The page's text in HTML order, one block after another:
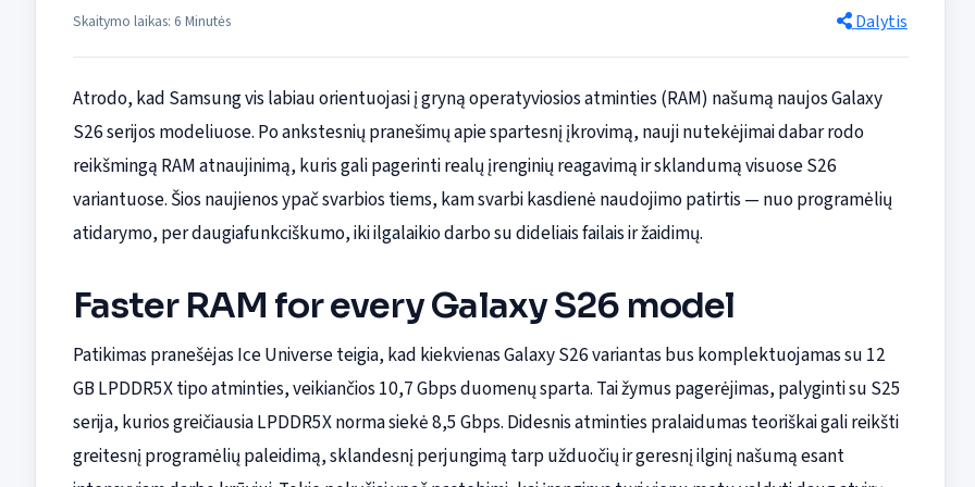
Skaitymo laikas: 6 Minutės Dalytis
Atrodo, kad Samsung vis labiau orientuojasi į gryną operatyviosios atminties (RAM) našumą naujos Galaxy
S26 serijos modeliuose. Po ankstesnių pranešimų apie spartesnį įkrovimą, nauji nutekėjimai dabar rodo
reikšmingą RAM atnaujinimą, kuris gali pagerinti realų įrenginių reagavimą ir sklandumą visuose S26
variantuose. Šios naujienos ypač svarbios tiems, kam svarbi kasdienė naudojimo patirtis — nuo programėlių
atidarymo, per daugiafunkciškumo, iki ilgalaikio darbo su dideliais failais ir žaidimų.
Faster RAM for every Galaxy S26 model
Patikimas pranešėjas Ice Universe teigia, kad kiekvienas Galaxy S26 variantas bus komplektuojamas su 12
GB LPDDR5X tipo atminties, veikiančios 10,7 Gbps duomenų sparta. Tai žymus pagerėjimas, palyginti su S25
serija, kurios greičiausia LPDDR5X norma siekė 8,5 Gbps. Didesnis atminties pralaidumas teoriškai gali reikšti
greitesnį programėlių paleidimą, sklandesnį perjungimą tarp užduočių ir geresnį ilginį našumą esant